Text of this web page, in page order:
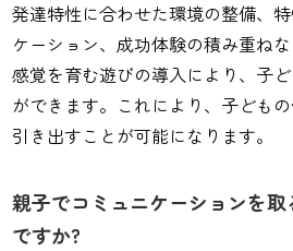
発達特性に合わせた環境の整備、
ケーション、成功体験の積み重ねな
感覚を育む遊びの導入により、子
ができます。これにより、子ども
引き出すことが可能になります。
親子でコミュニケーションを
ですか?